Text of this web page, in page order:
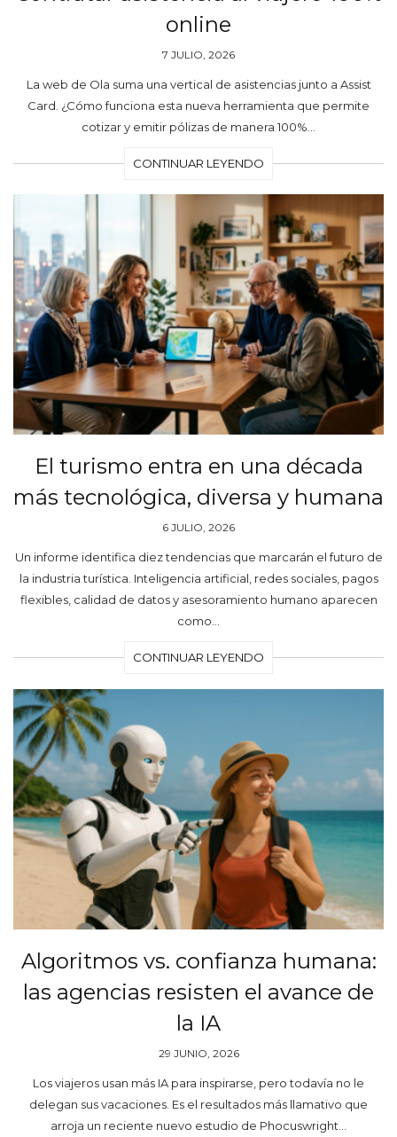
online
7 JULIO, 2026
La web de Ola suma una vertical de asistencias junto a Assist
Card. ¿Cómo funciona esta nueva herramienta que permite
cotizar y emitir pólizas de manera 100%…
CONTINUAR LEYENDO
El turismo entra en una década
más tecnológica, diversa y humana
6 JULIO, 2026
Un informe identifica diez tendencias que marcarán el futuro de
la industria turística. Inteligencia artificial, redes sociales, pagos
flexibles, calidad de datos y asesoramiento humano aparecen
como…
CONTINUAR LEYENDO
Algoritmos vs. confianza humana:
las agencias resisten el avance de
la IA
29 JUNIO, 2026
Los viajeros usan más IA para inspirarse, pero todavía no le
delegan sus vacaciones. Es el resultados más llamativo que
arroja un reciente nuevo estudio de Phocuswright…